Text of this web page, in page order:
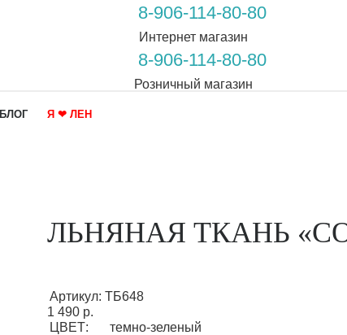
8-906-114-80-80
Интернет магазин
8-906-114-80-80
Розничный магазин
БЛОГ Я ❤ ЛЕН
ЛЬНЯНАЯ ТКАНЬ
Артикул: ТБ648
1 490 р.
ЦВЕТ:
темно-зеленый